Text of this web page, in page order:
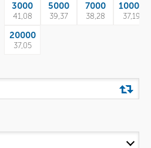
3000
41,08
5000
39,37
7000
38,28
10000
37,19
20000
37,05